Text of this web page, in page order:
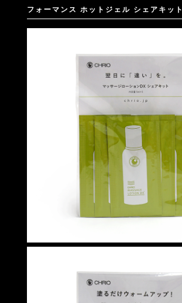
フォーマンス ホットジェル シェアキット